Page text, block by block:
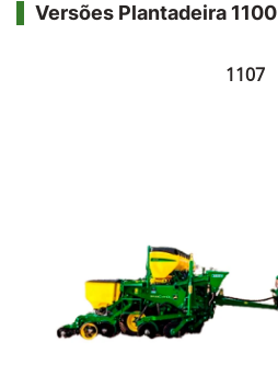
Versões Plantadeira 1100
1107